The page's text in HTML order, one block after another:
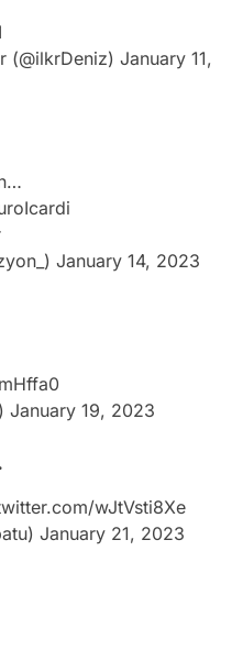
(@ilkrDeniz) January 11,
January 14, 2023
January 19, 2023
wJtVsti8Xe
January 21, 2023